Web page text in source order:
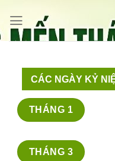
qua
nội
CÁC NGÀY KỶ
THÁNG 1
THÁNG 3